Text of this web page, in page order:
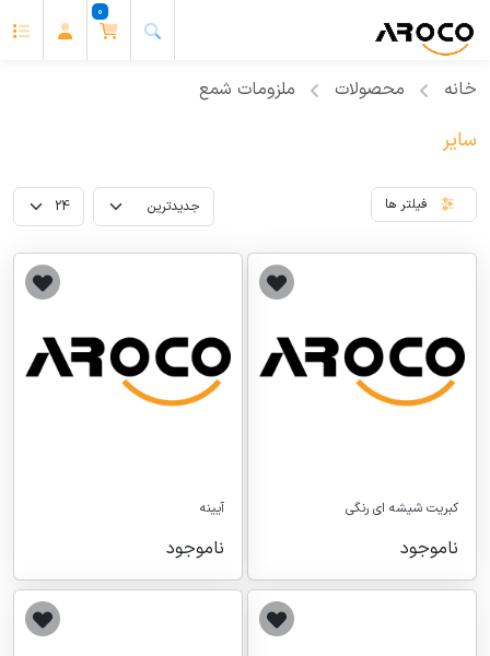
0
خانه محصولات ملزومات شمع
سایر
کبریت شیشه ای رنگی
ناموجود
آیینه
ناموجود